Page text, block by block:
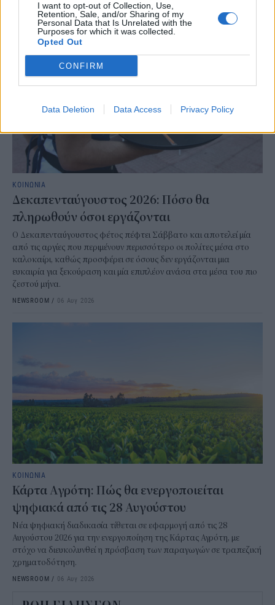
I want to opt-out of Collection, Use,
Retention, Sale, and/or Sharing of my
Personal Data that Is Unrelated with the
Purposes for which it was collected.
Opted Out
CONFIRM
Data Deletion Data Access Privacy Policy
NEWSROOM/07 Αυγ 2026
ΚΟΙΝΩΝΙΑ
Δεκαπενταύγουστος 2026: Πόσο θα
πληρωθούν όσοι εργάζονται
Ο Δεκαπενταύγουστος φέτος πέφτει Σάββατο και αποτελεί μία
από τις αργίες που περιμένουν περισσότερο οι πολίτες μέσα στο
καλοκαίρι, καθώς προσφέρει σε όσους δεν εργάζονται μια
ευκαιρία για ξεκούραση και μία επιπλέον ανάσα στα μέσα του πιο
ζεστού μήνα.
NEWSROOM / 06 Αυγ 2026
ΚΟΙΝΩΝΙΑ
Κάρτα Αγρότη: Πώς θα ενεργοποιείται
ψηφιακά από τις 28 Αυγούστου
Νέα ψηφιακή διαδικασία τίθεται σε εφαρμογή από τις 28
Αυγούστου 2026 για την ενεργοποίηση της Κάρτας Αγρότη, με
στόχο να διευκολυνθεί η πρόσβαση των παραγωγών σε τραπεζική
χρηματοδότηση.
NEWSROOM / 06 Αυγ 2026